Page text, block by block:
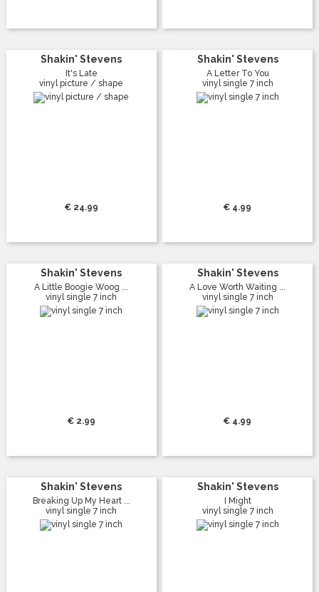
Shakin' Stevens
It's Late
vinyl picture / shape
€ 24.99
Shakin' Stevens
A Letter To You
vinyl single 7 inch
€ 4.99
Shakin' Stevens
A Little Boogie Woog ...
vinyl single 7 inch
€ 2.99
Shakin' Stevens
A Love Worth Waiting ...
vinyl single 7 inch
€ 4.99
Shakin' Stevens
Breaking Up My Heart ...
vinyl single 7 inch
Shakin' Stevens
I Might
vinyl single 7 inch